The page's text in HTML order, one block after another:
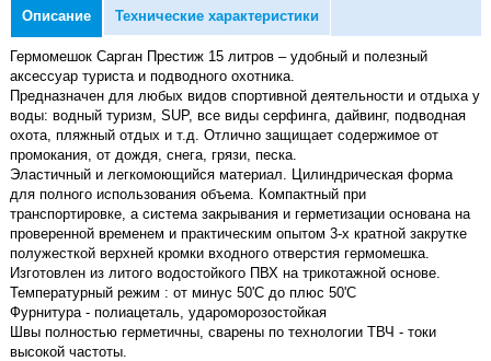
Описание Технические характеристики
Гермомешок Сарган Престиж 15 литров – удобный и полезный
аксессуар туриста и подводного охотника.
Предназначен для любых видов спортивной деятельности и отдыха у
воды: водный туризм, SUP, все виды серфинга, дайвинг, подводная
охота, пляжный отдых и т.д. Отлично защищает содержимое от
промокания, от дождя, снега, грязи, песка.
Эластичный и легкомоющийся материал. Цилиндрическая форма
для полного использования объема. Компактный при
транспортировке, а система закрывания и герметизации основана на
проверенной временем и практическим опытом 3-х кратной закрутке
полужесткой верхней кромки входного отверстия гермомешка.
Изготовлен из литого водостойкого ПВХ на трикотажной основе.
Температурный режим : от минус 50'C до плюс 50'C
Фурнитура - полиацеталь, удароморозостойкая
Швы полностью герметичны, сварены по технологии ТВЧ - токи
высокой частоты.